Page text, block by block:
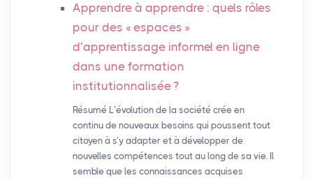
Apprendre à apprendre : quels rôles
pour des « espaces »
d’apprentissage informel en ligne
dans une formation
institutionnalisée?
Résumé L’évolution de la société crée en
continu de nouveaux besoins qui poussent tout
citoyen à s’y adapter et à développer de
nouvelles compétences tout au long de sa vie. Il
semble que les connaissances acquises